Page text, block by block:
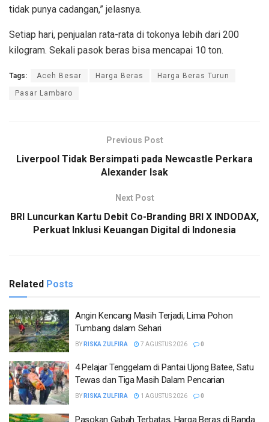
tidak punya cadangan,” jelasnya.
Setiap hari, penjualan rata-rata di tokonya lebih dari 200
kilogram. Sekali pasok beras bisa mencapai 10 ton.
Tags: Aceh Besar Harga Beras Harga Beras Turun
Pasar Lambaro
Previous Post
Liverpool Tidak Bersimpati pada Newcastle Perkara
Alexander Isak
Next Post
BRI Luncurkan Kartu Debit Co-Branding BRI X INDODAX,
Perkuat Inklusi Keuangan Digital di Indonesia
Related Posts
Angin Kencang Masih Terjadi, Lima Pohon
Tumbang dalam Sehari
BY RISKA ZULFIRA 7 AGUSTUS 2026 0
4 Pelajar Tenggelam di Pantai Ujong Batee, Satu
Tewas dan Tiga Masih Dalam Pencarian
BY RISKA ZULFIRA 1 AGUSTUS 2026 0
Pasokan Gabah Terbatas, Harga Beras di Banda